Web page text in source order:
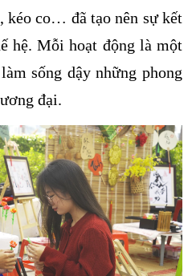
kéo co… đã tạo nên sự kết
hệ. Mỗi hoạt động là một
sống dậy những phong
đại.